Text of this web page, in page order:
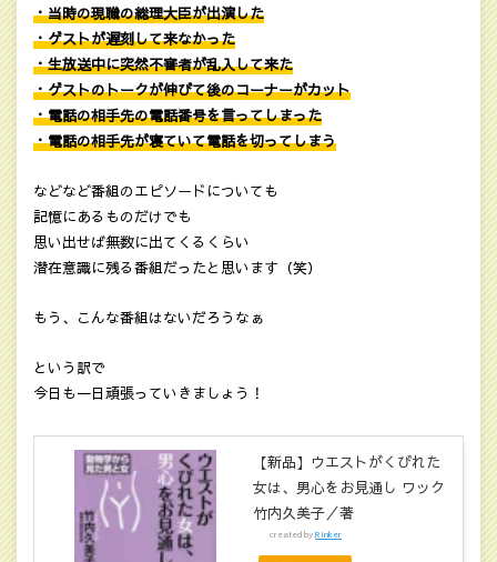
・当時の現職の総理大臣が出演した
・ゲストが遅刻して来なかった
・生放送中に突然不審者が乱入して来た
・ゲストのトークが伸びて後のコーナーがカット
・電話の相手先の電話番号を言ってしまった
・電話の相手先が寝ていて電話を切ってしまう
などなど番組のエピソードについても
記憶にあるものだけでも
思い出せば無数に出てくるくらい
潜在意識に残る番組だったと思います（笑）
もう、こんな番組はないだろうなぁ
という訳で
今日も一日頑張っていきましょう！
【新品】ウエストがくびれた
女は、男心をお見通し ワック
竹内久美子／著
created byRinker